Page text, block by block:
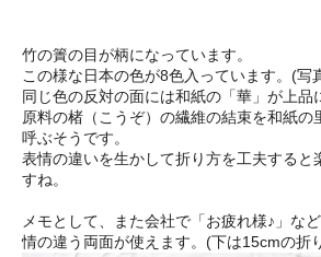
竹の簀の目が柄になっています。
この様な日本の色が8色入っています。(写
同じ色の反対の面には和紙の「華」が上品
原料の楮（こうぞ）の繊維の結束を和紙の
呼ぶそうです。
表情の違いを生かして折り方を工夫すると
すね。
メモとして、また会社で「お疲れ様♪
情の違う両面が使えます。(下は15cmの折